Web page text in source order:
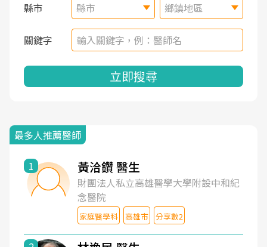
縣市 縣市 鄉鎮地區
關鍵字
立即搜尋
最多人推薦醫師
1 黃洽鑽 醫生
財團法人私立高雄醫學大學附設中和紀
念醫院
家庭醫學科 高雄市 分享數2